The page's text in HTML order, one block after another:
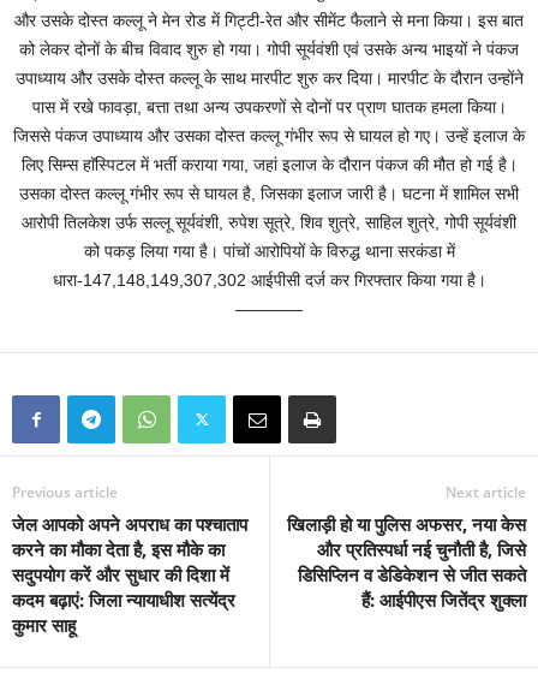
और उसके दोस्त कल्लू ने मेन रोड में गिट्टी-रेत और सीमेंट फैलाने से मना किया। इस बात
को लेकर दोनों के बीच विवाद शुरु हो गया। गोपी सूर्यवंशी एवं उसके अन्य भाइयों ने पंकज
उपाध्याय और उसके दोस्त कल्लू के साथ मारपीट शुरु कर दिया। मारपीट के दौरान उन्होंने
पास में रखे फावड़ा, बत्ता तथा अन्य उपकरणों से दोनों पर प्राण घातक हमला किया।
जिससे पंकज उपाध्याय और उसका दोस्त कल्लू गंभीर रूप से घायल हो गए। उन्हें इलाज के
लिए सिम्स हाॅस्पिटल में भर्ती कराया गया, जहां इलाज के दौरान पंकज की मौत हो गई है।
उसका दोस्त कल्लू गंभीर रूप से घायल है, जिसका इलाज जारी है। घटना में शामिल सभी
आरोपी तिलकेश उर्फ सल्लू सूर्यवंशी, रुपेश सूत्रे, शिव शुत्रे, साहिल शुत्रे, गोपी सूर्यवंशी
को पकड़ लिया गया है। पांचों आरोपियों के विरुद्ध थाना सरकंडा में
धारा-147,148,149,307,302 आईपीसी दर्ज कर गिरफ्तार किया गया है।
————
Previous article
जेल आपको अपने अपराध का पश्चाताप
करने का मौका देता है, इस मौके का
सदुपयोग करें और सुधार की दिशा में
कदम बढ़ाएं: जिला न्यायाधीश सत्येंद्र
कुमार साहू
Next article
खिलाड़ी हो या पुलिस अफसर, नया केस
और प्रतिस्पर्धा नई चुनौती है, जिसे
डिसिप्लिन व डेडिकेशन से जीत सकते
हैं: आईपीएस जितेंद्र शुक्ला